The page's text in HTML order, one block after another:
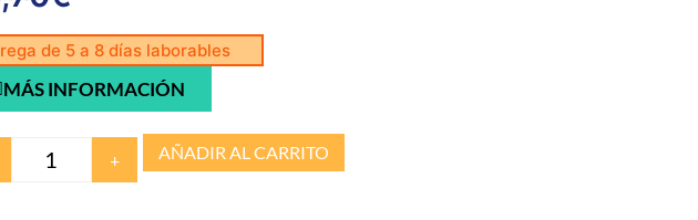
de 5 a 8 días laborables
MÁS INFORMACIÓN
+ AÑADIR AL CARRITO